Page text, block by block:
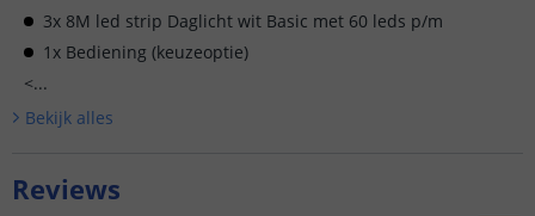
3x 8M led strip Daglicht wit Basic met 60 leds p/m
1x Bediening (keuzeoptie)
<...
Bekijk alles
Reviews